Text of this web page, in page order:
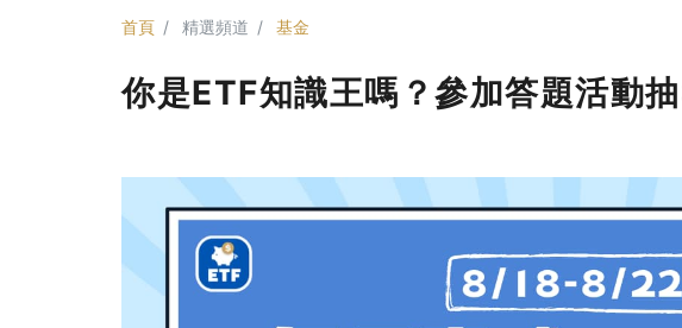
首頁 精選頻道 基金
你是ETF知識王嗎？參加答題活動